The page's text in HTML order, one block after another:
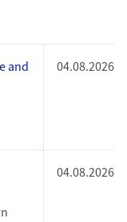
and
04.08.2026
04.08.2026